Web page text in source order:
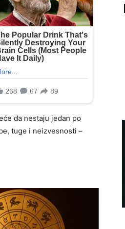
da nestaju jedan po
tuge i neizvesnosti –